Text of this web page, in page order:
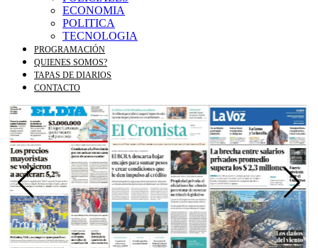
ECONOMIA
POLITICA
TECNOLOGIA
PROGRAMACIÓN
QUIENES SOMOS?
TAPAS DE DIARIOS
CONTACTO